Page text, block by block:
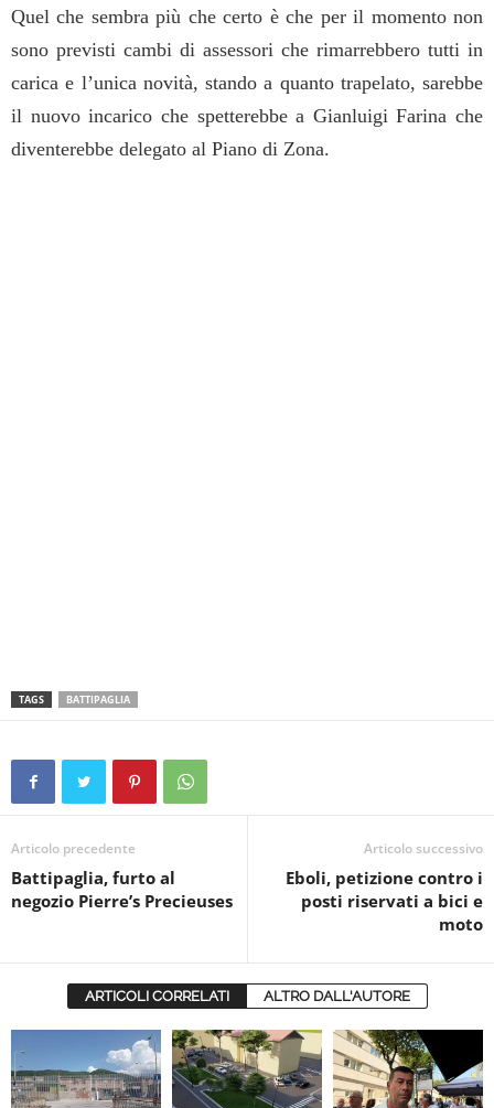
Quel che sembra più che certo è che per il momento non
sono previsti cambi di assessori che rimarrebbero tutti in
carica e l’unica novità, stando a quanto trapelato, sarebbe
il nuovo incarico che spetterebbe a Gianluigi Farina che
diventerebbe delegato al Piano di Zona.
TAGS BATTIPAGLIA
Articolo precedente
Battipaglia, furto al
negozio Pierre’s Precieuses
Articolo successivo
Eboli, petizione contro i
posti riservati a bici e
moto
ARTICOLI CORRELATI ALTRO DALL'AUTORE